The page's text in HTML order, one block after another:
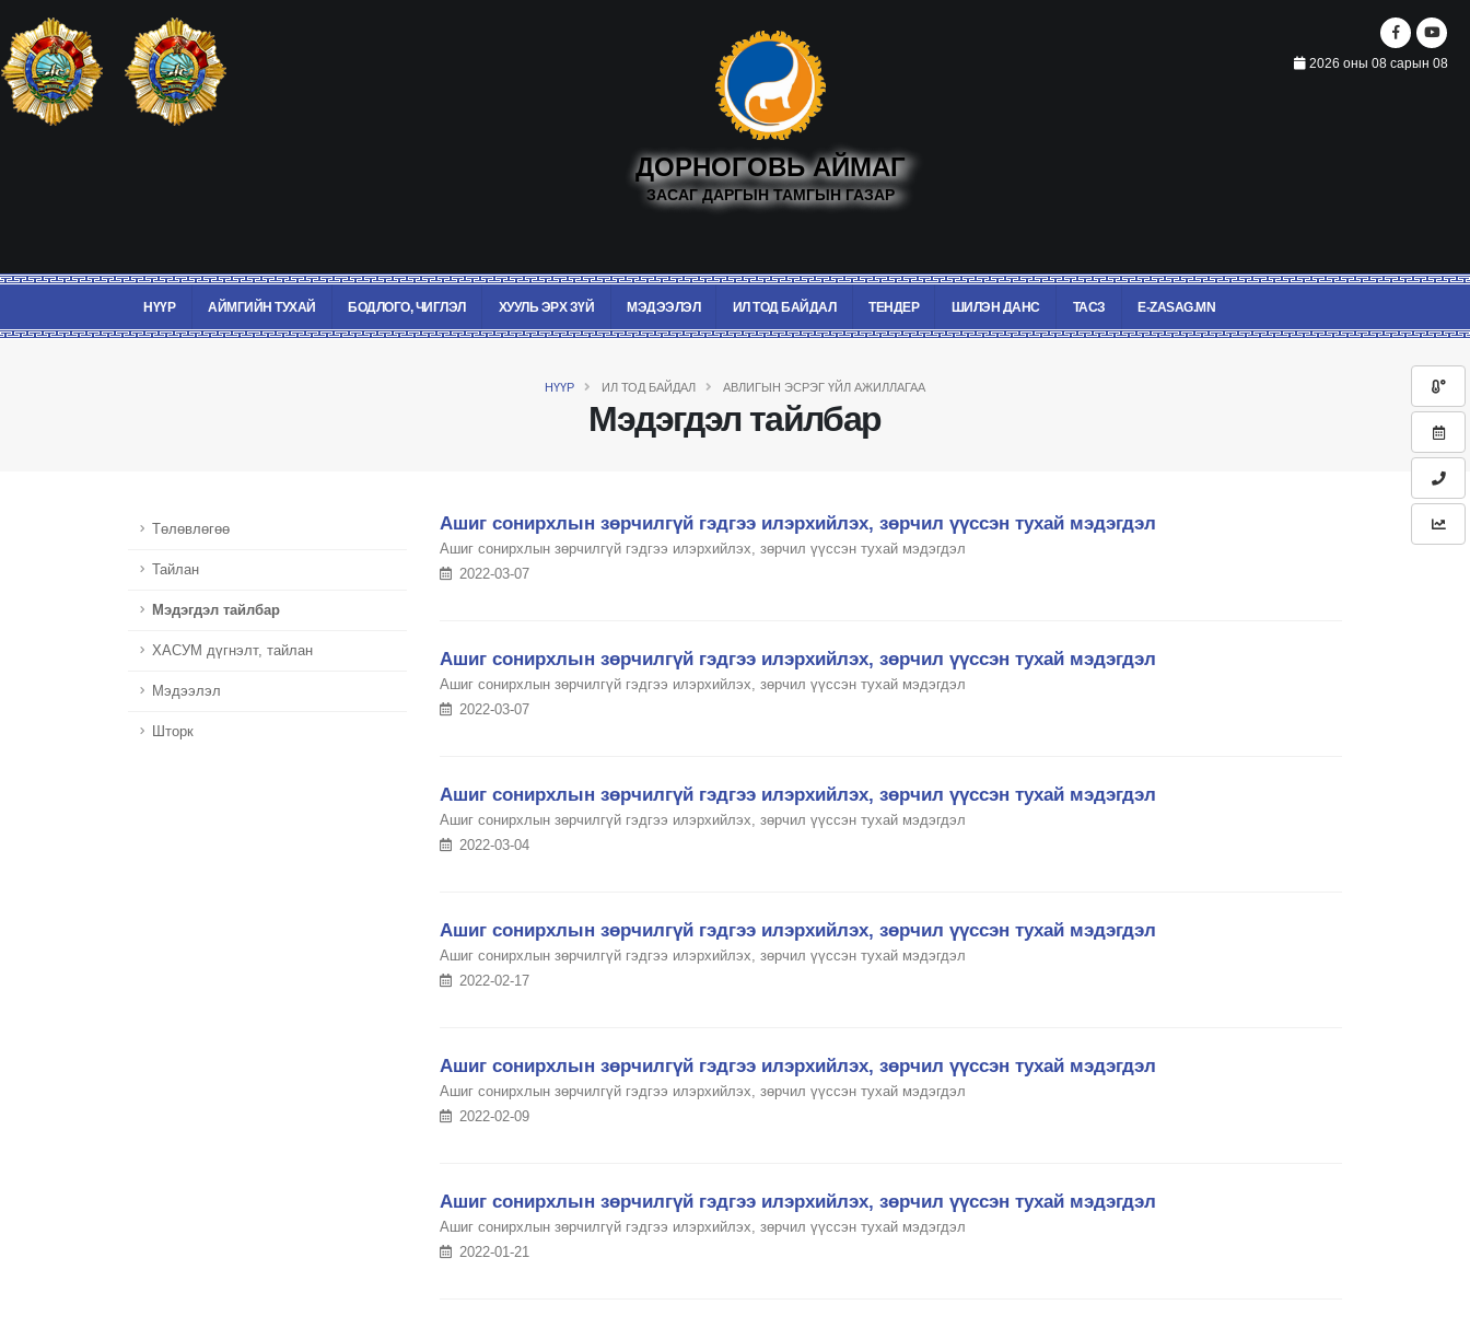
2026 оны 08 сарын 08
ДОРНОГОВЬ АЙМАГ
ЗАСАГ ДАРГЫН ТАМГЫН ГАЗАР
НҮҮР АЙМГИЙН ТУХАЙ БОДЛОГО, ЧИГЛЭЛ ХУУЛЬ ЭРХ ЗҮЙ МЭДЭЭЛЭЛ ИЛ ТОД БАЙДАЛ ТЕНДЕР ШИЛЭН ДАНС ТАСЗ E-ZASAG.MN
НҮҮР ИЛ ТОД БАЙДАЛ АВЛИГЫН ЭСРЭГ ҮЙЛ АЖИЛЛАГАА
Мэдэгдэл тайлбар
Төлөвлөгөө
Тайлан
Мэдэгдэл тайлбар
ХАСУМ дүгнэлт, тайлан
Мэдээлэл
Шторк
Ашиг сонирхлын зөрчилгүй гэдгээ илэрхийлэх, зөрчил үүссэн тухай мэдэгдэл
Ашиг сонирхлын зөрчилгүй гэдгээ илэрхийлэх, зөрчил үүссэн тухай мэдэгдэл
2022-03-07
Ашиг сонирхлын зөрчилгүй гэдгээ илэрхийлэх, зөрчил үүссэн тухай мэдэгдэл
Ашиг сонирхлын зөрчилгүй гэдгээ илэрхийлэх, зөрчил үүссэн тухай мэдэгдэл
2022-03-07
Ашиг сонирхлын зөрчилгүй гэдгээ илэрхийлэх, зөрчил үүссэн тухай мэдэгдэл
Ашиг сонирхлын зөрчилгүй гэдгээ илэрхийлэх, зөрчил үүссэн тухай мэдэгдэл
2022-03-04
Ашиг сонирхлын зөрчилгүй гэдгээ илэрхийлэх, зөрчил үүссэн тухай мэдэгдэл
Ашиг сонирхлын зөрчилгүй гэдгээ илэрхийлэх, зөрчил үүссэн тухай мэдэгдэл
2022-02-17
Ашиг сонирхлын зөрчилгүй гэдгээ илэрхийлэх, зөрчил үүссэн тухай мэдэгдэл
Ашиг сонирхлын зөрчилгүй гэдгээ илэрхийлэх, зөрчил үүссэн тухай мэдэгдэл
2022-02-09
Ашиг сонирхлын зөрчилгүй гэдгээ илэрхийлэх, зөрчил үүссэн тухай мэдэгдэл
Ашиг сонирхлын зөрчилгүй гэдгээ илэрхийлэх, зөрчил үүссэн тухай мэдэгдэл
2022-01-21